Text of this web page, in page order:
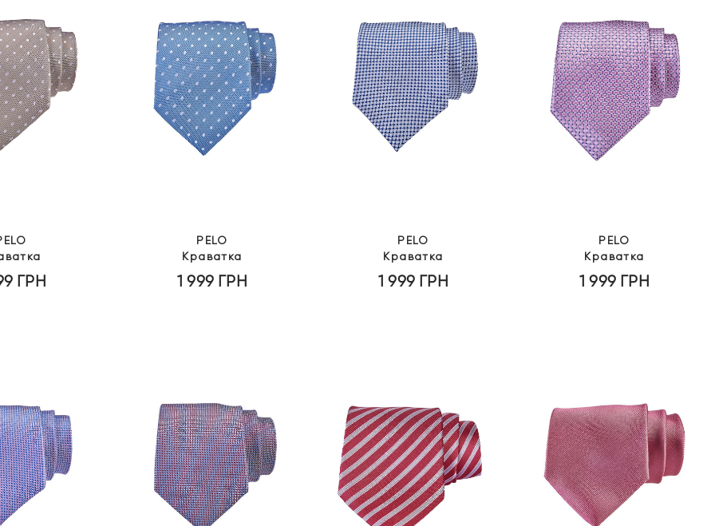
ГРН
PELO
Краватка
1 999 ГРН
PELO
Краватка
1 999 ГРН
PELO
Краватка
1 999 ГРН